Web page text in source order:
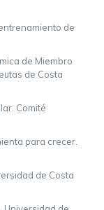
de
de Miembro
de Costa
Comité
para crecer.
de Costa